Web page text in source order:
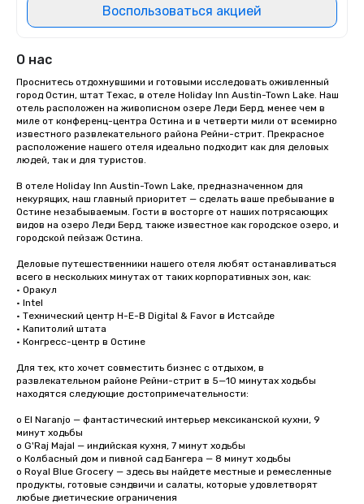
Воспользоваться акцией
О нас
Проснитесь отдохнувшими и готовыми исследовать оживленный
город Остин, штат Техас, в отеле Holiday Inn Austin-Town Lake. Наш
отель расположен на живописном озере Леди Берд, менее чем в
миле от конференц-центра Остина и в четверти мили от всемирно
известного развлекательного района Рейни-стрит. Прекрасное
расположение нашего отеля идеально подходит как для деловых
людей, так и для туристов.
В отеле Holiday Inn Austin-Town Lake, предназначенном для
некурящих, наш главный приоритет — сделать ваше пребывание в
Остине незабываемым. Гости в восторге от наших потрясающих
видов на озеро Леди Берд, также известное как городское озеро, и
городской пейзаж Остина.
Деловые путешественники нашего отеля любят останавливаться
всего в нескольких минутах от таких корпоративных зон, как:
• Оракул
• Intel
• Технический центр H-E-B Digital & Favor в Истсайде
• Капитолий штата
• Конгресс-центр в Остине
Для тех, кто хочет совместить бизнес с отдыхом, в
развлекательном районе Рейни-стрит в 5—10 минутах ходьбы
находятся следующие достопримечательности:
o El Naranjo — фантастический интерьер мексиканской кухни, 9
минут ходьбы
o G'Raj Majal — индийская кухня, 7 минут ходьбы
o Колбасный дом и пивной сад Бангера — 8 минут ходьбы
o Royal Blue Grocery — здесь вы найдете местные и ремесленные
продукты, готовые сэндвичи и салаты, которые удовлетворят
любые диетические ограничения